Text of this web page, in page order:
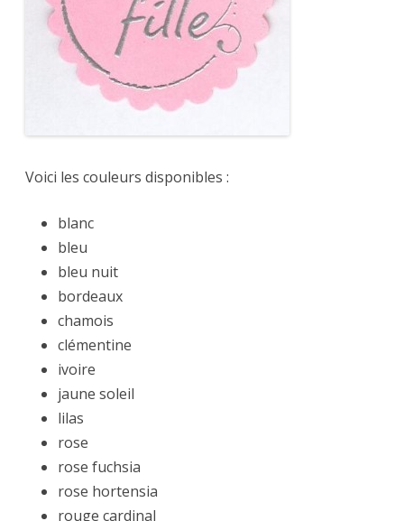
Voici les couleurs disponibles :
blanc
bleu
bleu nuit
bordeaux
chamois
clémentine
ivoire
jaune soleil
lilas
rose
rose fuchsia
rose hortensia
rouge cardinal